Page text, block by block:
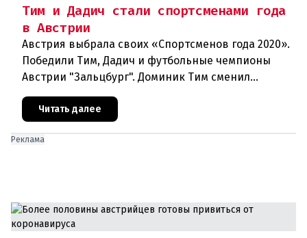
Тим и Дадич стали спортсменами года
в Австрии
Австрия выбрала своих «Спортсменов года 2020».
Победили Тим, Дадич и футбольные чемпионы
Австрии "Зальцбург". Доминик Тим сменил
постоянного победителя Марселя Хиршера в
ранге Спортсмена года. На выбо
Читать далее
Реклама